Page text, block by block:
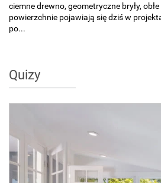
ciemne drewno, geometryczne bryły,
powierzchnie pojawiają się dziś w
po...
Quizy